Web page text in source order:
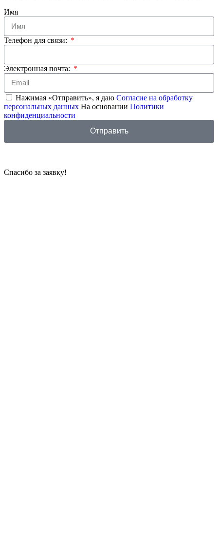
Имя
Телефон для связи:
Электронная почта:
Нажимая «Отправить», я даю Согласие на обработку
персональных данных На основании Политики
конфиденциальности
Отправить
Спасибо за заявку!